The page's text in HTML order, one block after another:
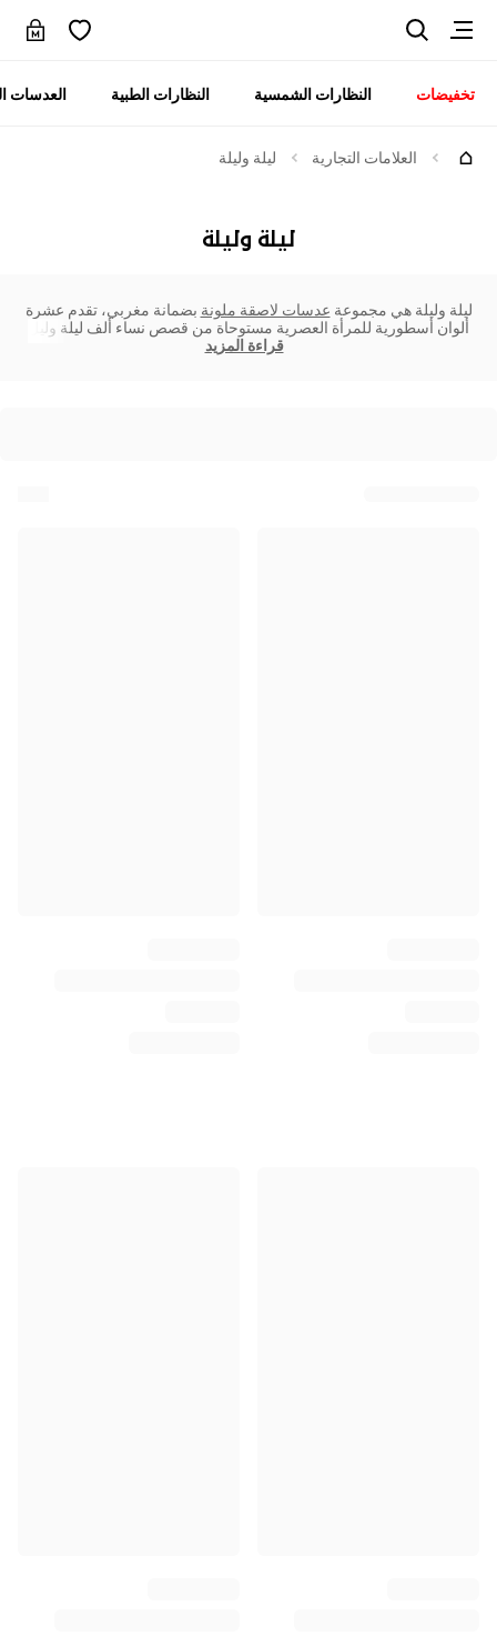
تخفيضات النظارات الشمسية النظارات الطبية العدسات
العلامات التجارية ليلة وليلة
ليلة وليلة
ليلة وليلة هي مجموعة عدسات لاصقة ملونة بضمانة مغربي، تقدم عشرة
ألوان أسطورية للمرأة العصرية مستوحاة من قصص نساء ألف ليلة وليل
قراءة المزيد